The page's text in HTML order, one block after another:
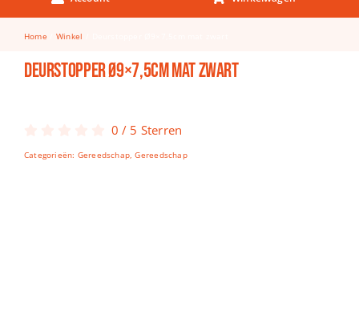
Keuken & Tafelen
Kinderfietsen
Knutselen
Spellen
Home Winkel
Deurstopper Ø9×7,5cm mat zwart
0 / 5 Sterren
Categorieën: Gereedschap,Gereedschap